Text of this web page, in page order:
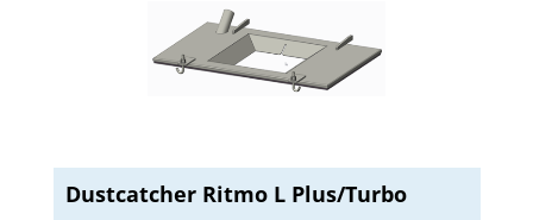
Dustcatcher Ritmo L Plus/Turbo